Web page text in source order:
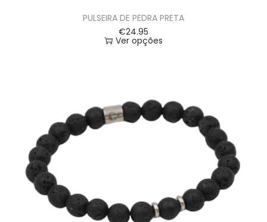
PULSEIRA DE PEDRA PRETA
€24.95
Ver opções